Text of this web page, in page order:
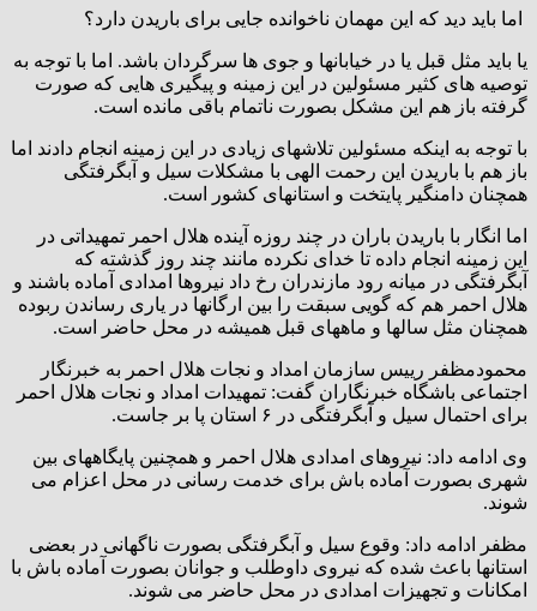
اما باید دید که این مهمان ناخوانده جایی برای باریدن دارد؟
یا باید مثل قبل یا در خیابانها و جوی ها سرگردان باشد. اما با توجه به
توصیه های کثیر مسئولین در این زمینه و پیگیری هایی که صورت
گرفته باز هم این مشکل بصورت ناتمام باقی مانده است.
با توجه به اینکه مسئولین تلاشهای زیادی در این زمینه انجام دادند اما
باز هم با باریدن این رحمت الهی با مشکلات سیل و آبگرفتگی
همچنان دامنگیر پایتخت و استانهای کشور است.
اما انگار با باریدن باران در چند روزه آینده هلال احمر تمهیداتی در
این زمینه انجام داده تا خدای نکرده مانند چند روز گذشته که
آبگرفتگی در میانه رود مازندران رخ داد نیروها امدادی آماده باشند و
هلال احمر هم که گویی سبقت را بین ارگانها در یاری رساندن ربوده
همچنان مثل سالها و ماههای قبل همیشه در محل حاضر است.
محمودمظفر رییس سازمان امداد و نجات هلال احمر به خبرنگار
اجتماعی باشگاه خبرنگاران گفت: تمهیدات امداد و نجات هلال احمر
برای احتمال سیل و آبگرفتگی در ۶ استان پا بر جاست.
وی ادامه داد: نیروهای امدادی هلال احمر و همچنین پایگاههای بین
شهری بصورت آماده باش برای خدمت رسانی در محل اعزام می
شوند.
مظفر ادامه داد: وقوع سیل و آبگرفتگی بصورت ناگهانی در بعضی
استانها باعث شده که نیروی داوطلب و جوانان بصورت آماده باش با
امکانات و تجهیزات امدادی در محل حاضر می شوند.